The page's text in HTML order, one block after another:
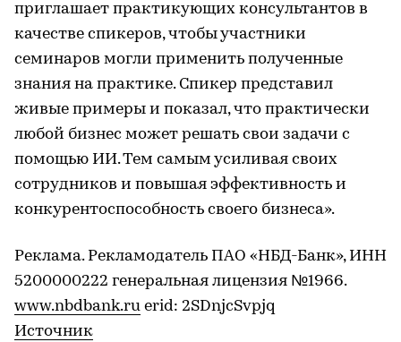
приглашает практикующих консультантов в
качестве спикеров, чтобы участники
семинаров могли применить полученные
знания на практике. Спикер представил
живые примеры и показал, что практически
любой бизнес может решать свои задачи с
помощью ИИ. Тем самым усиливая своих
сотрудников и повышая эффективность и
конкурентоспособность своего бизнеса».
Реклама. Рекламодатель ПАО «НБД-Банк», ИНН
5200000222 генеральная лицензия №1966.
www.nbdbank.ru erid: 2SDnjcSvpjq
Источник